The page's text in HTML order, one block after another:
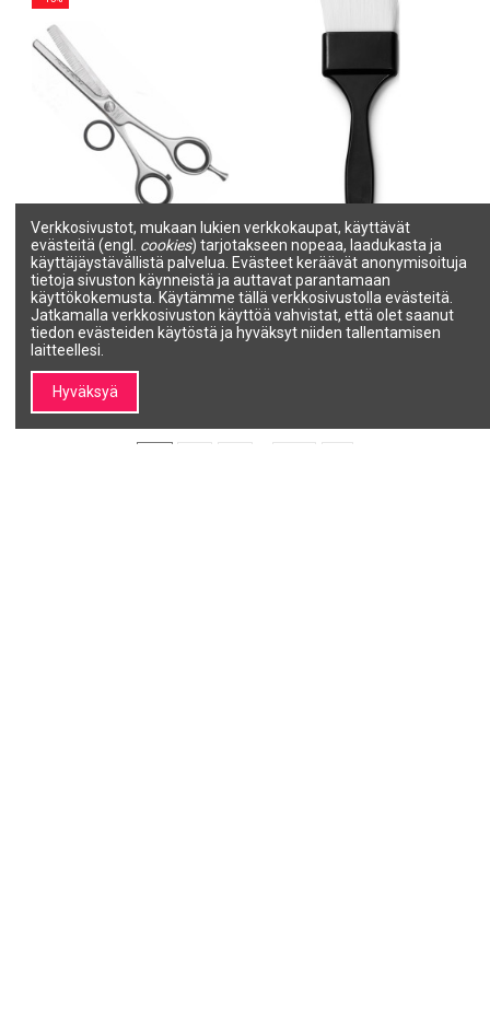
ACADEMY Viilasakset KUTY
BLADE 5.5"
ACADEMY
552118
49,30 € 58,00 €
Lisää ostoskoriin
ARTIST-maalaussivellin,
pehmeät ja tiheät harjakset,
tasaiseen levitykseen
SALON LINE
9358
Verkkosivustot, mukaan lukien verkkokaupat, käyttävät
evästeitä (engl. cookies) tarjotakseen nopeaa, laadukasta ja
käyttäjäystävällistä palvelua. Evästeet keräävät anonymisoituja
tietoja sivuston käynneistä ja auttavat parantamaan
käyttökokemusta. Käytämme tällä verkkosivustolla evästeitä.
Jatkamalla verkkosivuston käyttöä vahvistat, että olet saanut
tiedon evästeiden käytöstä ja hyväksyt niiden tallentamisen
laitteellesi.
Hyväksyä